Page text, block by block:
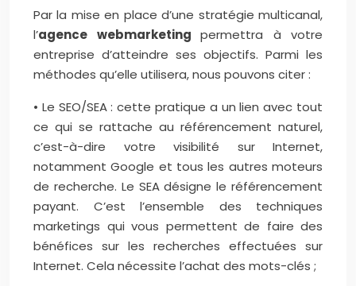
Par la mise en place d’une stratégie multicanal,
l’agence webmarketing permettra à votre
entreprise d’atteindre ses objectifs. Parmi les
méthodes qu’elle utilisera, nous pouvons citer :
• Le SEO/SEA : cette pratique a un lien avec tout
ce qui se rattache au référencement naturel,
c’est-à-dire votre visibilité sur Internet,
notamment Google et tous les autres moteurs
de recherche. Le SEA désigne le référencement
payant. C’est l’ensemble des techniques
marketings qui vous permettent de faire des
bénéfices sur les recherches effectuées sur
Internet. Cela nécessite l’achat des mots-clés ;